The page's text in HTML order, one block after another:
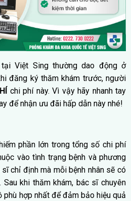
Việt Sing thường dao động ở
đăng ký thăm khám trước, người
chi phí này. Vì vậy hãy nhanh tay
để nhận ưu đãi hấp dẫn này nhé!
phần lớn trong tổng số chi phí
vào tình trạng bệnh và phương
chỉ định mà mỗi bệnh nhân sẽ có
Sau khi thăm khám, bác sĩ chuyên
phù hợp nhất để đảm bảo hiệu quả